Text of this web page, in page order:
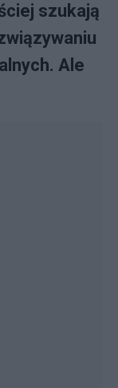
szukają
Ale